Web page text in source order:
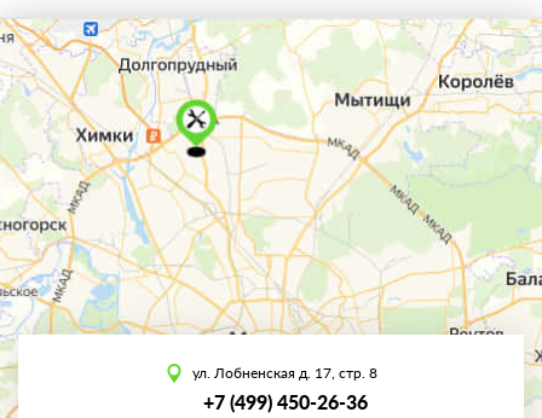
ул. Лобненская д. 17, стр. 8
+7 (499) 450-26-36